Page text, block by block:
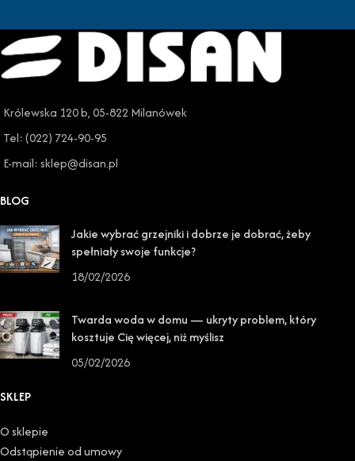
Królewska 120 b, 05-822 Milanówek
Tel: (022) 724-90-95
E-mail: sklep@disan.pl
BLOG
Jakie wybrać grzejniki i dobrze je dobrać, żeby
spełniały swoje funkcje?
18/02/2026
Twarda woda w domu — ukryty problem, który
kosztuje Cię więcej, niż myślisz
05/02/2026
SKLEP
O sklepie
Odstąpienie od umowy